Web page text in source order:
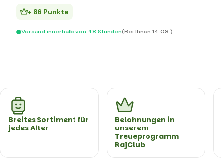
+ 86 Punkte
Versand innerhalb von 48 Stunden(Bei Ihnen 14.08.)
Breites Sortiment für
jedes Alter
Belohnungen in
unserem
Treueprogramm
RajClub